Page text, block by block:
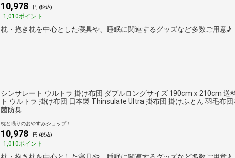
10,978 円 (税込)
1,010ポイント
枕・抱き枕を中心とした寝具や、睡眠に関連するグッズなど多数ご用意♪
シンサレート ウルトラ 掛け布団 ダブルロングサイズ 190cmｘ210cm 送
ト ウルトラ 掛け布団 日本製 Thinsulate Ultra 掛布団 掛けふとん 羽毛布団
菌防臭
枕と眠りのおやすみショップ！
10,978 円 (税込)
1,010ポイント